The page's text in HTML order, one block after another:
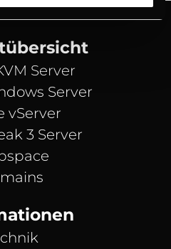
Server
Server
vServer
3 Server